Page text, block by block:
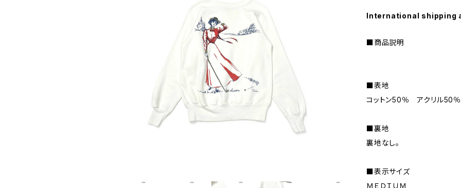
International shipping
■商品説明
■表地
コットン50％ アクリル50％
■裏地
裏地なし。
■表示サイズ
ＭＥＤＩＵＭ